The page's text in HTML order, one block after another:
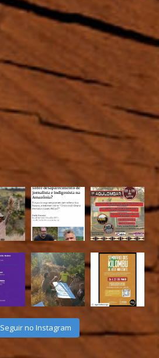
Seguir no Instagram